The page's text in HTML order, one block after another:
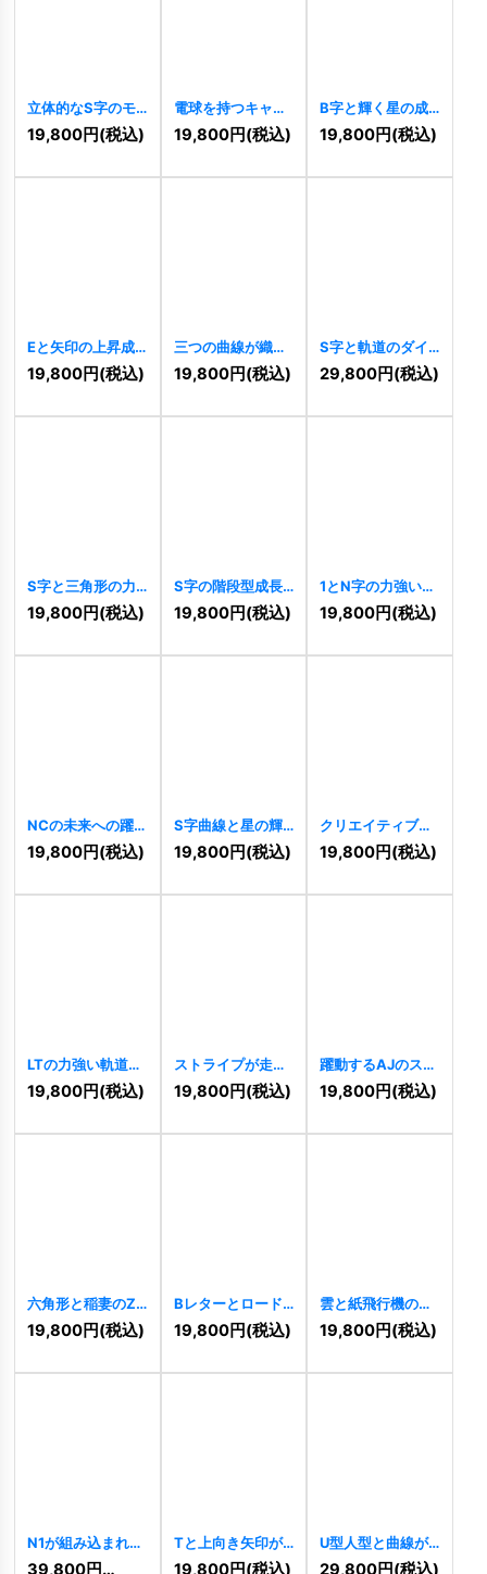
立体的なS字のモ
ダンロゴ [10368 ]
19,800円(税込)
電球を持つキャラ
クターのアイデア
ロゴ 10347]
19,800円(税込)
B字と輝く星の成
長ロゴ[10332]
19,800円(税込)
Eと矢印の上昇成
長ロゴ[10302]
19,800円(税込)
三つの曲線が織り
なすダイナミック
な成長ロゴ
19,800円(税込)
S字と軌道のダイ
ナミックロゴ
10295 ]
29,800円(税込)
S字と三角形の力
強い成長ロゴ
10294]
19,800円(税込)
S字の階段型成長
ロゴ[10285]
19,800円(税込)
1とN字の力強い上
昇ロゴ[10283]
19,800円(税込)
NCの未来への躍
進ロゴ[10263]
19,800円(税込)
S字曲線と星の輝
く成功ロゴ
10246]
19,800円(税込)
クリエイティブな
Yと成長のロゴ
10234]
19,800円(税込)
LTの力強い軌道ス
ピードロゴ
10230]
19,800円(税込)
ストライプが走る
Z字のスピードロ
ゴ [ 10158 ]
19,800円(税込)
躍動するAJのスピ
ードロゴ[10154 ]
19,800円(税込)
六角形と稲妻のZ
ロゴ[10128]
19,800円(税込)
Bレターとロード
のロゴ [10104]
19,800円(税込)
雲と紙飛行機のロ
ゴ 5690]
19,800円(税込)
N1が組み込まれた
幾何学的なロゴ
39,800円(税込)
Tと上向き矢印が
示す、成長と技術
19,800円(税込)
U型人型と曲線が
描く、成長と革新
29,800円(税込)